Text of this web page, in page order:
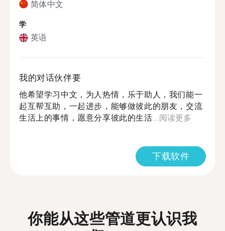
简体中文
学
英语
我的对话伙伴要
他希望学习中文，为人热情，乐于助人，我们能一
起互帮互助，一起进步，能够做彼此的朋友，交流
生活上的事情，愿意分享彼此的生活...阅读更多
下载软件
你能从这些管道更认识我